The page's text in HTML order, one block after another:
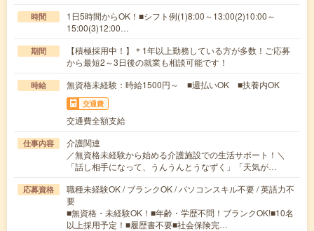
時間
1日5時間からOK！■シフト例(1)8:00～13:00(2)10:00～
15:00(3)12:00…
期間
【積極採用中！】＊1年以上勤務している方が多数！ご応募
から最短2～3日後の就業も相談可能です！
時給 無資格未経験：時給1500円～ ■週払いOK ■扶養内OK
交通費
交通費全額支給
仕事内容
介護関連
／無資格未経験から始める介護施設での生活サポート！＼
「話し相手になって、うんうんとうなずく」「天気が…
応募資格
職種未経験OK / ブランクOK / パソコンスキル不要 / 英語力不
要
■無資格・未経験OK！■年齢・学歴不問！ブランクOK!■10名
以上採用予定！■履歴書不要■社会保険完…